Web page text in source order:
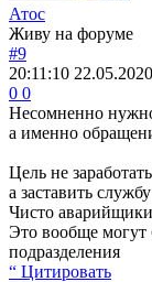
Атос
Живу на форуме
#9
20:11:10 22.05.2020
0 0
Несомненно
а именно
Цель не
а заставить
Чисто
Это вообще могут
подразделения
“ Цитировать